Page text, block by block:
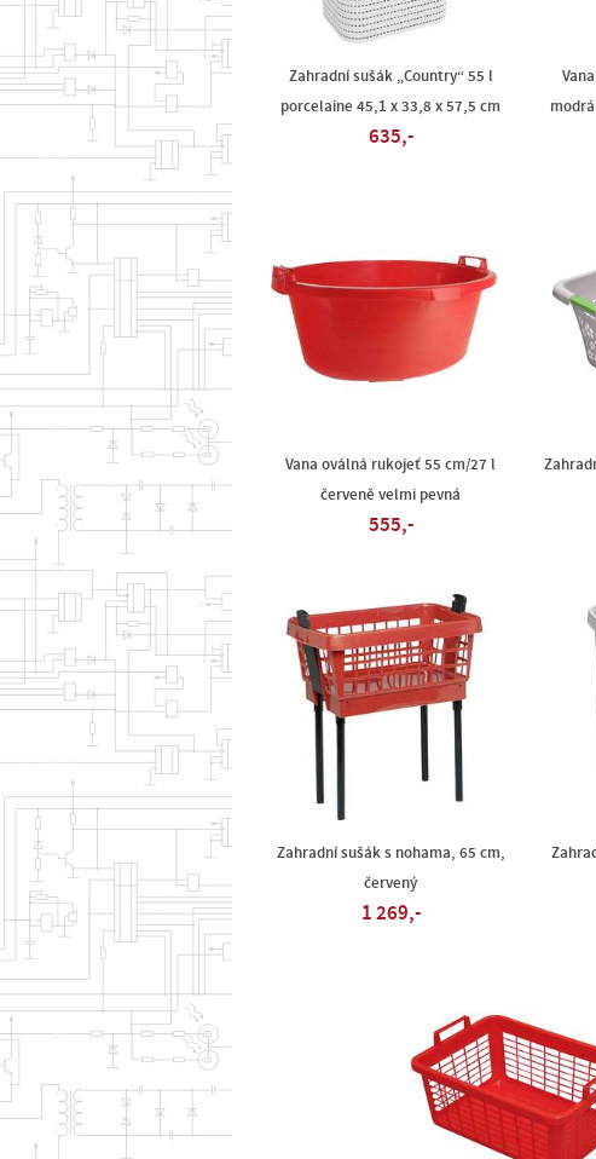
Zahradní sušák „Country“ 55 l
porcelaine 45,1 x 33,8 x 57,5 cm
635,-
Vana oválná rukojeť 55 cm/27 l
červeně velmi pevná
555,-
Zahradní sušák s nohama, 65 cm,
červený
1 269,-